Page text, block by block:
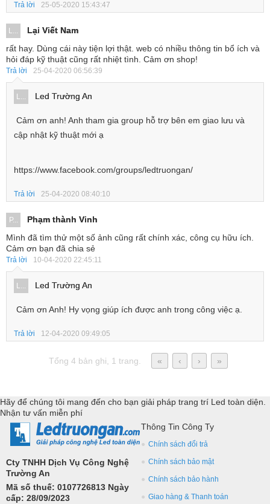
Trả lời 25-05-2020 15:43:47
L...
Lại Viết Nam
rất hay. Dùng cái này tiện lợi thật. web có nhiều thông tin bổ ích và
hỏi đáp kỹ thuật cũng rất nhiệt tình. Cảm ơn shop!
Trả lời 25-04-2020 06:56:39
L... Led Trường An
Cảm ơn anh! Anh tham gia group hỗ trợ bên em giao lưu và
cập nhật kỹ thuật mới ạ
https://www.facebook.com/groups/ledtruongan/
Trả lời 25-04-2020 08:40:10
P...
Phạm thành Vinh
Mình đã tìm thử một số ảnh cũng rất chính xác, công cụ hữu ích.
Cảm ơn bạn đã chia sẻ
Trả lời 10-04-2020 22:45:11
L... Led Trường An
Cảm ơn Anh! Hy vọng giúp ích được anh trong công việc ạ.
Trả lời 12-04-2020 09:49:05
Tổng 4 bản ghi, 1 trang. « ‹ › »
Hãy để chúng tôi mang đến cho bạn giải pháp trang trí Led toàn diện.
Nhận tư vấn miễn phí
Cty TNHH Dịch Vụ Công Nghệ
Trường An
Mã số thuế: 0107726813 Ngày
cấp: 28/09/2023
Thông Tin Công Ty
Chính sách đổi trả
Chính sách bảo mật
Chính sách bảo hành
Giao hàng & Thanh toán